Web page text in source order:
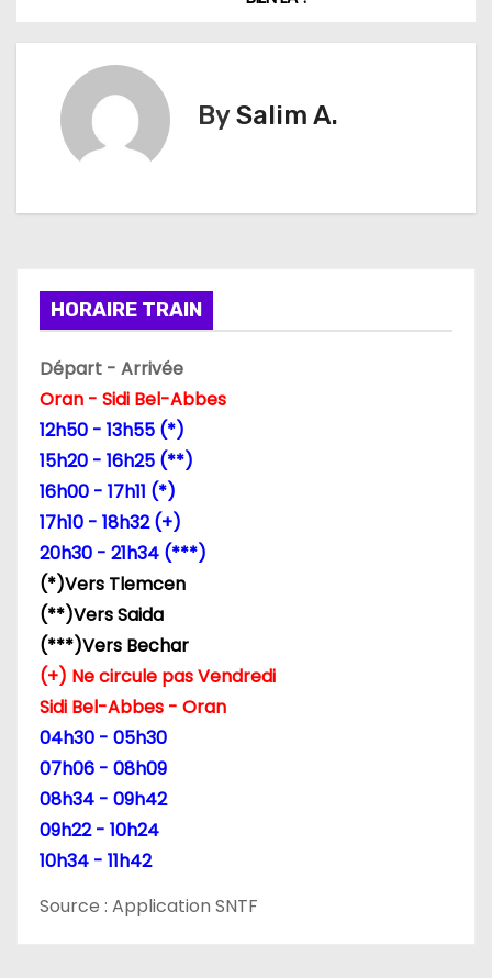
o
n
d
e
a
r
t
c
e
BySalim A.
HORAIRE TRAIN
Départ - Arrivée
Oran - Sidi Bel-Abbes
12h50 - 13h55 (*)
15h20 - 16h25 (**)
16h00 - 17h11 (*)
17h10 - 18h32 (+)
20h30 - 21h34 (***)
(*)Vers Tlemcen
(**)Vers Saida
(***)Vers Bechar
(+) Ne circule pas Vendredi
Sidi Bel-Abbes - Oran
04h30 - 05h30
07h06 - 08h09
08h34 - 09h42
09h22 - 10h24
10h34 - 11h42
Source : Application SNTF